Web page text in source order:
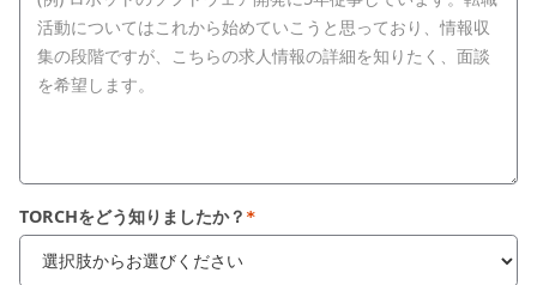
TORCHをどう知りましたか？ *